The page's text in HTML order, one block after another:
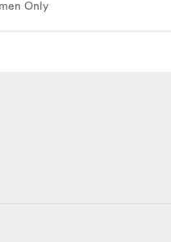
Only